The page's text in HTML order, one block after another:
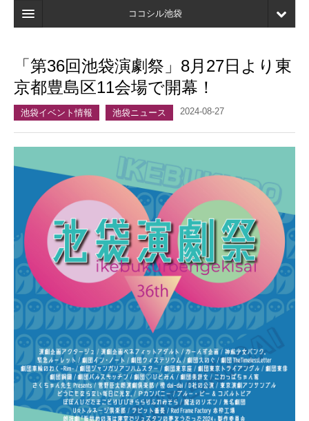
ココシル池袋
検索
店舗・施設最新情報
ブックマーク
「第36回池袋演劇祭」8月27日より東
京都豊島区11会場で開幕！
池袋イベント情報 池袋ニュース 2024-08-27